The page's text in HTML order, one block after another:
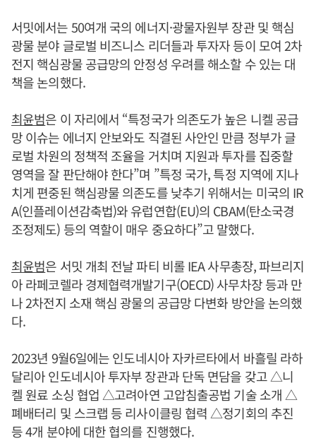
서밋에서는 50여개 국의 에너지·광물자원부 장관 및 핵심
광물 분야 글로벌 비즈니스 리더들과 투자자 등이 모여 2차
전지 핵심광물 공급망의 안정성 우려를 해소할 수 있는 대
책을 논의했다.
최윤범은 이 자리에서 “특정국가 의존도가 높은 니켈 공급
망 이슈는 에너지 안보와도 직결된 사안인 만큼 정부가 글
로벌 차원의 정책적 조율을 거치며 지원과 투자를 집중할
영역을 잘 판단해야 한다”며 ”특정 국가, 특정 지역에 지나
치게 편중된 핵심광물 의존도를 낮추기 위해서는 미국의 IR
A(인플레이션감축법)와 유럽연합(EU)의 CBAM(탄소국경
조정제도) 등의 역할이 매우 중요하다”고 말했다.
최윤범은 서밋 개최 전날 파티 비롤 IEA 사무총장, 파브리지
아 라페코렐라 경제협력개발기구(OECD) 사무차장 등과 만
나 2차전지 소재 핵심 광물의 공급망 다변화 방안을 논의했
다.
2023년 9월6일에는 인도네시아 자카르타에서 바흘릴 라하
달리아 인도네시아 투자부 장관과 단독 면담을 갖고 △니
켈 원료 소싱 협업 △고려아연 고압침출공법 기술 소개 △
폐배터리 및 스크랩 등 리사이클링 협력 △정기회의 추진
등 4개 분야에 대한 협의를 진행했다.